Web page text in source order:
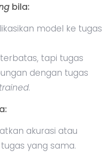
bila:
model ke tugas
tapi tugas
dengan tugas
.
akurasi atau
yang sama.